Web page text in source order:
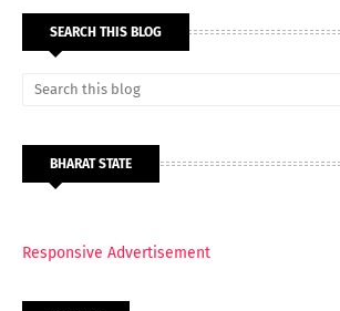
SEARCH THIS BLOG
BHARAT STATE
Responsive Advertisement